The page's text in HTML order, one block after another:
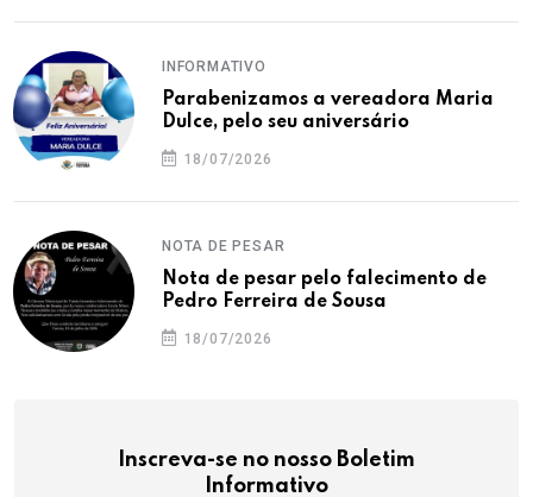
INFORMATIVO
Parabenizamos a vereadora Maria
Dulce, pelo seu aniversário
18/07/2026
NOTA DE PESAR
Nota de pesar pelo falecimento de
Pedro Ferreira de Sousa
18/07/2026
Inscreva-se no nosso Boletim
Informativo